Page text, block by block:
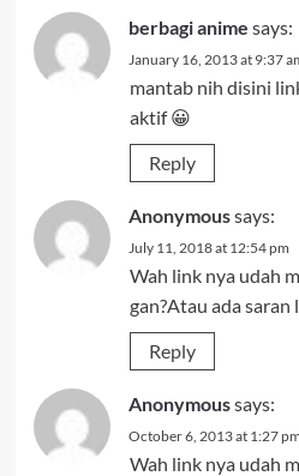
berbagi anime says:
January 16, 2013 at 9:37
mantab nih disini
aktif 😀
Reply
Anonymoussays:
July 11, 2018 at 12:54 pm
Wah link nya udah
gan?Atau ada saran
Reply
Anonymoussays:
October 6, 2013 at 1:27 pm
Wah link nya udah